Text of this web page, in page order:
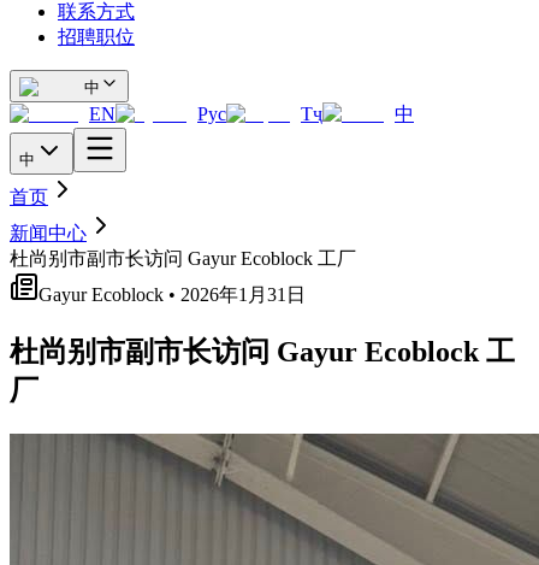
联系方式
招聘职位
中
EN Рус Тҷ 中
中
首页
新闻中心
杜尚别市副市长访问 Gayur Ecoblock 工厂
Gayur Ecoblock • 2026年1月31日
杜尚别市副市长访问 Gayur Ecoblock 工
厂